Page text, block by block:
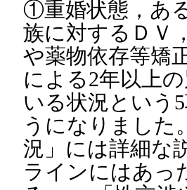
①重婚状態，あ
族に対するＤＶ
や薬物依存等矯
による2年以上
いる状況という
うになりました
況」には詳細な
ラインにはあっ